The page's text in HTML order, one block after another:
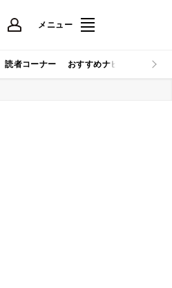
メニュー
読者コーナー おすすめナビ マイナビ